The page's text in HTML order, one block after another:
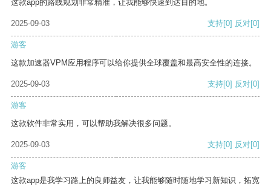
这款app的路线规划非常精准，让我能够快速到达目的地。
2025-09-03 支持[0] 反对[0]
游客
这款加速器VPM应用程序可以给你提供全球覆盖和最高安全性的连接。
2025-09-03 支持[0] 反对[0]
游客
这款软件非常实用，可以帮助我解决很多问题。
2025-09-03 支持[0] 反对[0]
游客
这款app是我学习路上的良师益友，让我能够随时随地学习新知识，拓宽